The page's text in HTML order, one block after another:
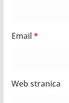
Email*
Web stranica